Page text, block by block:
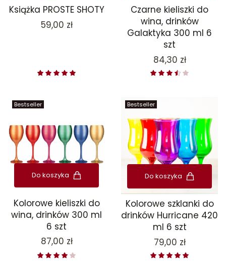
Książka PROSTE SHOTY
Cena
59,00 zł
Czarne kieliszki do
wina, drinków
Galaktyka 300 ml 6
szt
Cena
84,30 zł
Bestseller
Do koszyka
Kolorowe kieliszki do
wina, drinków 300 ml
6 szt
Cena
87,00 zł
Bestseller
Do koszyka
Kolorowe szklanki do
drinków Hurricane 420
ml 6 szt
Cena
79,00 zł